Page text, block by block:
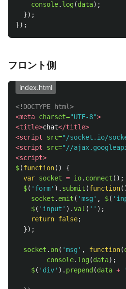
console. log(data);
});
});
フロント側
index.html
<!DOCTYPE html>
<meta charset="UTF-8">
<title>chat</title>
<script src="/socket.io/
<script src="//
<script>
$(function()
{
var socket = io. connect ();
$( ' form' ). submit (function
socket . emit ( 'msg ' , $( '
$( ' input ' ).val ( '' );
return false;
});
socket . on( 'msg ' , function(
console. log(data);
$( ' div' ). prepend (data + '